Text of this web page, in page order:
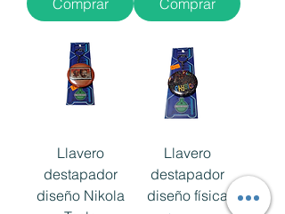
Comprar Comprar
Llavero
destapador
diseño Nikola
Llavero
destapador
diseño física